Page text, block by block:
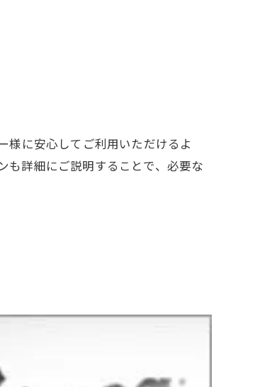
様に安心してご利用いただけるよ
も詳細にご説明することで、必要な